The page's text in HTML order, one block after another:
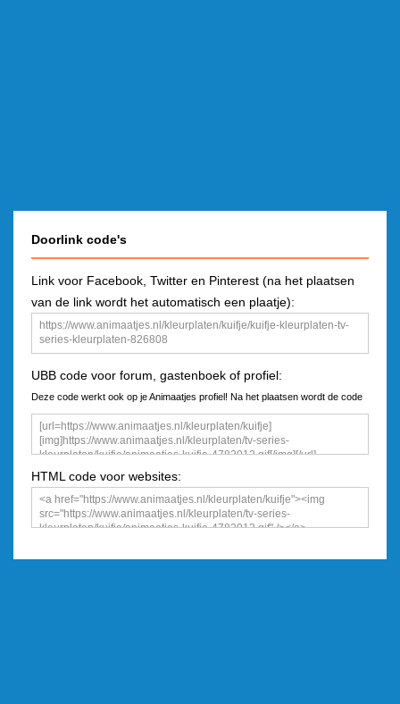
Doorlink code's
Link voor Facebook, Twitter en Pinterest (na het plaatsen
van de link wordt het automatisch een plaatje):
UBB code voor forum, gastenboek of profiel:
Deze code werkt ook op je Animaatjes profiel! Na het plaatsen wordt de code
een plaatje
HTML code voor websites: